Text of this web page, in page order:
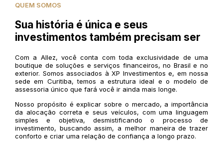
QUEM SOMOS
Sua história é única e seus
investimentos também precisam ser
Com a Allez, você conta com toda exclusividade de uma
boutique de soluções e serviços financeiros, no Brasil e no
exterior. Somos associados à XP Investimentos e, em nossa
sede em Curitiba, temos a estrutura ideal e o modelo de
assessoria único que fará você ir ainda mais longe.
Nosso propósito é explicar sobre o mercado, a importância
da alocação correta e seus veículos, com uma linguagem
simples e objetiva, desmistificando o processo de
investimento, buscando assim, a melhor maneira de trazer
conforto e criar uma relação de confiança a longo prazo.